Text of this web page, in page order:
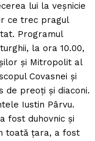
lui la veşnicie
ce trec pragul
Programul
la ora 10.00,
şi Mitropolit al
Covasnei şi
de preoţi şi diaconi.
Iustin Pârvu.
fost duhovnic şi
toată ţara, a fost